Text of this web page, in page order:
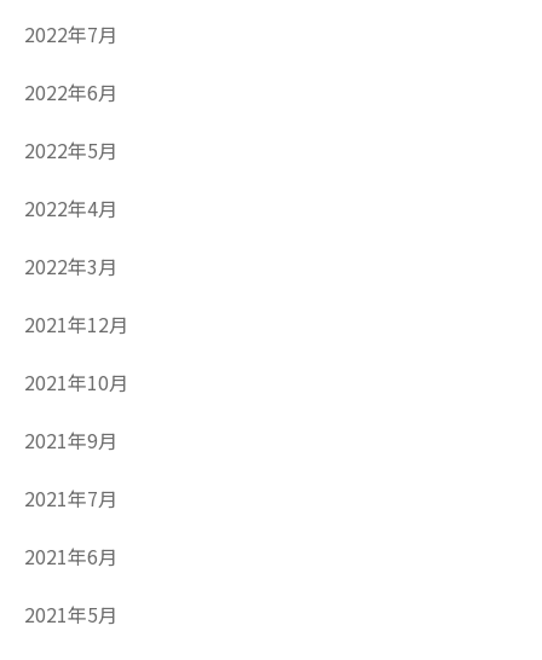
2022年7月
2022年6月
2022年5月
2022年4月
2022年3月
2021年12月
2021年10月
2021年9月
2021年7月
2021年6月
2021年5月